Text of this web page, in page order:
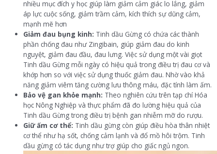
nhiều mục đích y học giúp làm giảm cảm giác lo lắng, giảm
áp lực cuộc sống, giảm trầm cảm, kích thích sự dũng cảm,
mạnh mẽ hơn
Giảm đau bụng kinh: Tinh dầu Gừng có chứa các thành
phần chống đau như Zingibain, giúp giảm đau do kinh
nguyệt, giảm đau đầu, đau lưng. Việc sử dụng một vài giọt
Tinh dầu Gừng mỗi ngày có hiệu quả trong điều trị đau cơ và
khớp hơn so với việc sử dụng thuốc giảm đau. Nhờ vào khả
năng giảm viêm tăng cường lưu thông máu, đặc tính làm ấm.
Bảo vệ gan khỏe mạnh: Theo nghiên cứu trên tạp chí Hóa
học Nông Nghiệp và thực phẩm đã đo lường hiệu quả của
Tinh dầu Gừng trong điều trị bệnh gan nhiễm mỡ do rượu.
Giữ ấm cơ thể: Tinh dầu gừng còn giúp điều hòa thân nhiệt
cơ thể như hạ sốt, chống cảm lạnh và đổ mồ hôi trộm. Tinh
dầu gừng có tác dụng như trợ giúp cho giấc ngủ ngon.